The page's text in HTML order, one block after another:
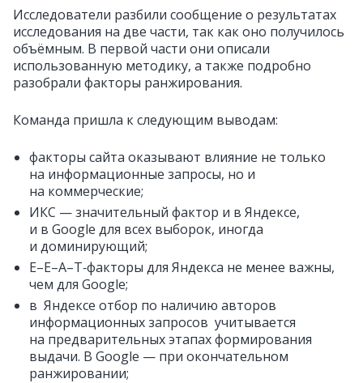
Исследователи разбили сообщение о результатах
исследования на две части, так как оно получилось
объёмным. В первой части они описали
использованную методику, а также подробно
разобрали факторы ранжирования.
Команда пришла к следующим выводам:
факторы сайта оказывают влияние не только
на информационные запросы, но и
на коммерческие;
ИКС — значительный фактор и в Яндексе,
и в Google для всех выборок, иногда
и доминирующий;
E–E–A–T‑факторы для Яндекса не менее важны,
чем для Google;
в Яндексе отбор по наличию авторов
информационных запросов учитывается
на предварительных этапах формирования
выдачи. В Google — при окончательном
ранжировании;